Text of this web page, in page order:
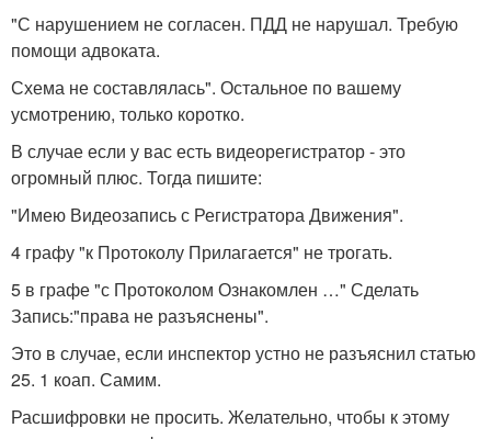
"С нарушением не согласен. ПДД не нарушал. Требую
помощи адвоката.
Схема не составлялась". Остальное по вашему
усмотрению, только коротко.
В случае если у вас есть видеорегистратор - это
огромный плюс. Тогда пишите:
"Имею Видеозапись с Регистратора Движения".
4 графу "к Протоколу Прилагается" не трогать.
5 в графе "с Протоколом Ознакомлен …" Сделать
Запись:"права не разъяснены".
Это в случае, если инспектор устно не разъяснил статью
25. 1 коап. Самим.
Расшифровки не просить. Желательно, чтобы к этому